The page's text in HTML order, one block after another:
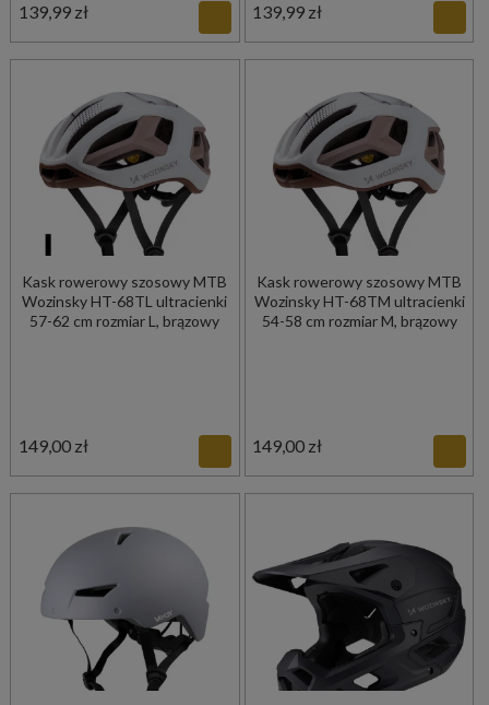
139,99 zł 139,99 zł
Kask rowerowy szosowy MTB
Wozinsky HT-68TL ultracienki
57-62 cm rozmiar L, brązowy
149,00 zł
Kask rowerowy szosowy MTB
Wozinsky HT-68TM ultracienki
54-58 cm rozmiar M, brązowy
149,00 zł